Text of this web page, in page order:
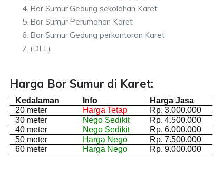
Bor Sumur Gedung sekolahan Karet
Bor Sumur Perumahan Karet
Bor Sumur Gedung perkantoran Karet
(DLL)
Harga Bor Sumur di Karet:
Kedalaman Info
Harga Jasa
20 meter
Harga Tetap
Rp. 3.000.000
30 meter
Nego Sedikit
Rp. 4.500.000
40 meter
Nego Sedikit
Rp. 6.000.000
50 meter
Harga Nego
Rp. 7.500.000
60 meter
Harga Nego Rp. 9.000.000